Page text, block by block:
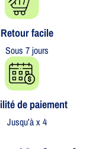
Retour facile​
Sous 7 jours
de paiement
Jusqu’à x 4